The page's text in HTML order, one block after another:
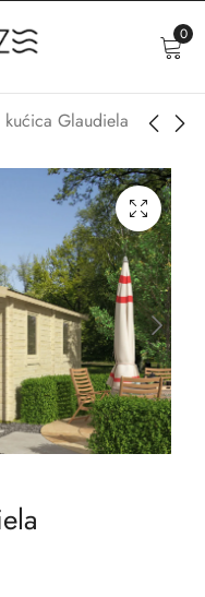
0
kućica Glaudiela
Drvena kućica Gabriel
Drvena kućica Navia
9.800€